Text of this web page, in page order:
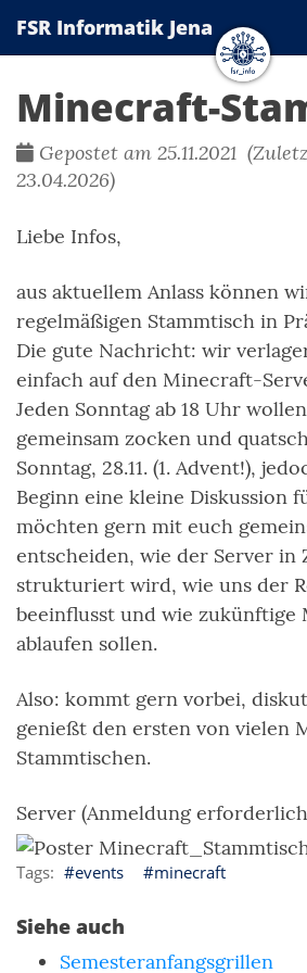
FSR Informatik Jena
Minecraft-
Gepostet am 25.11.2021
23.04.2026)
Liebe Infos,
aus aktuellem Anlass können
regelmäßigen Stammtisch in
Die gute Nachricht: wir
einfach auf den Minecraft-
Jeden Sonntag ab 18 Uhr
gemeinsam zocken und
Sonntag, 28.11. (1. Advent!),
Beginn eine kleine Diskussion
möchten gern mit euch
entscheiden, wie der Server in
strukturiert wird, wie uns der
beeinflusst und wie zukünftige
ablaufen sollen.
Also: kommt gern vorbei,
genießt den ersten von vielen
Stammtischen.
Server (Anmeldung
events minecraft
Siehe auch
Semesteranfangsgrillen